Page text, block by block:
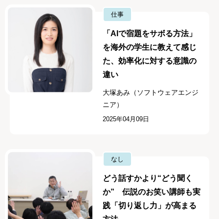
仕事
「AIで宿題をサボる方法」
を海外の学生に教えて感じ
た、効率化に対する意識の
違い
大塚あみ（ソフトウェアエンジ
ニア）
2025年04月09日
なし
どう話すかより“どう聞く
か” 伝説のお笑い講師も実
践「切り返し力」が高まる